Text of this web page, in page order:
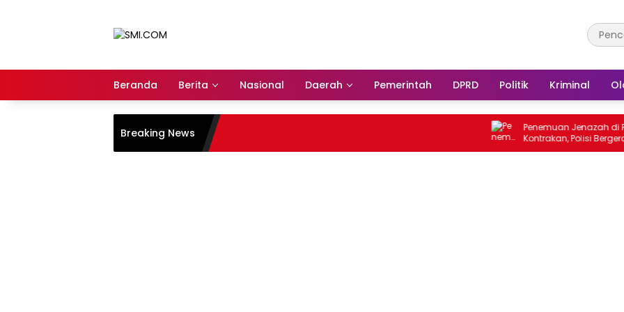
Beranda Berita Nasional Daerah Pemerintah DPRD Politik Kriminal
Breaking News
Penemuan Jenazah di Rumah
Kontrakan, Polisi Bergerak Cepat
Olah TKP